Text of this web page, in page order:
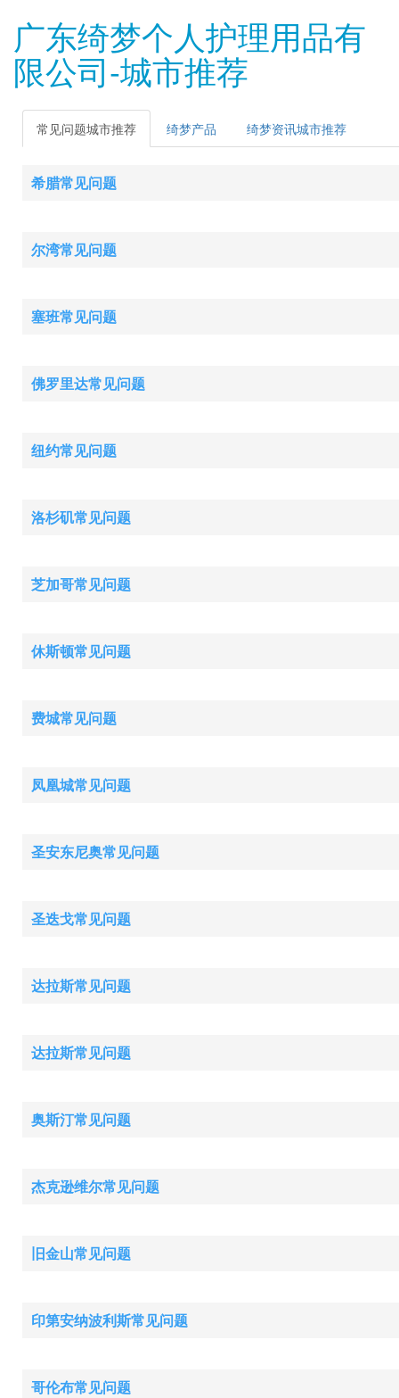
广东绮梦个人护理用品有
限公司-城市推荐
常见问题城市推荐 绮梦产品 绮梦资讯城市推荐
希腊常见问题
尔湾常见问题
塞班常见问题
佛罗里达常见问题
纽约常见问题
洛杉矶常见问题
芝加哥常见问题
休斯顿常见问题
费城常见问题
凤凰城常见问题
圣安东尼奥常见问题
圣迭戈常见问题
达拉斯常见问题
达拉斯常见问题
奥斯汀常见问题
杰克逊维尔常见问题
旧金山常见问题
印第安纳波利斯常见问题
哥伦布常见问题